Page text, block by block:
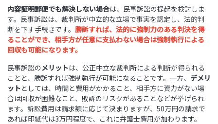
内容証明郵便でも解決しない場合は、民事訴訟の提起を検討しま
す。民事訴訟は、裁判所が中立的な立場で事実を認定し、法的判
断を下す手続きです。 勝訴すれば、法的に強制力のある判決を得
ることができ、相手方が任意に支払わない場合は強制執行による
回収も可能になります。
民事訴訟の メリットは、公正中立な裁判所による判断が得られる
ことと、勝訴すれば強制執行が可能になることです。一方、 デメリ
ットとしては、時間と費用がかかること、相手方に資力がない場
合は回収が困難なこと、敗訴のリスクがあることなどが挙げられ
ます。訴訟費用は請求額に応じて決まりますが、50万円の請求で
あれば印紙代は3万円程度で、これに弁護士費用が加わります。